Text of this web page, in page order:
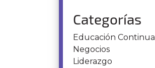
Categorías
Educación Continua
Negocios
Liderazgo